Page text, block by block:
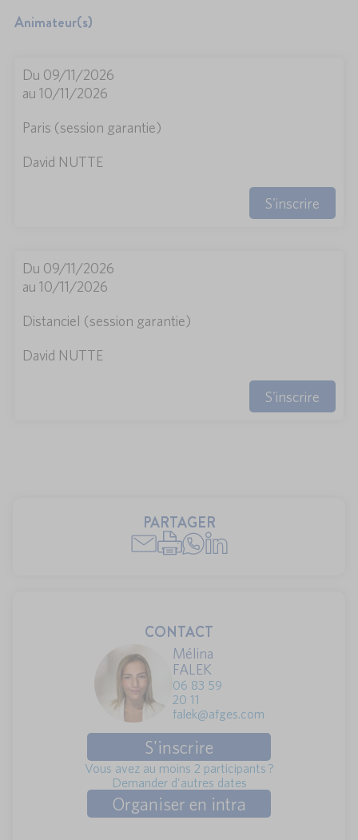
Animateur(s)
Du 09/11/2026
au 10/11/2026
Paris (session garantie)
David NUTTE
S'inscrire
Du 09/11/2026
au 10/11/2026
Distanciel (session garantie)
David NUTTE
S'inscrire
PARTAGER
CONTACT
Mélina
FALEK
06 83 59
20 11
falek@afges.com
S'inscrire
Vous avez au moins 2 participants ?
Demander d'autres dates
Organiser en intra